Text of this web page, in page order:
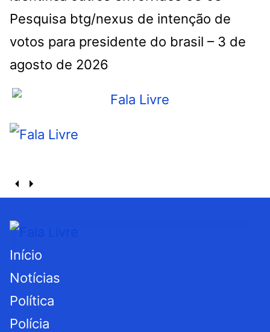
Pesquisa btg/nexus de intenção de
votos para presidente do brasil – 3 de
agosto de 2026
Início
Notícias
Política
Polícia